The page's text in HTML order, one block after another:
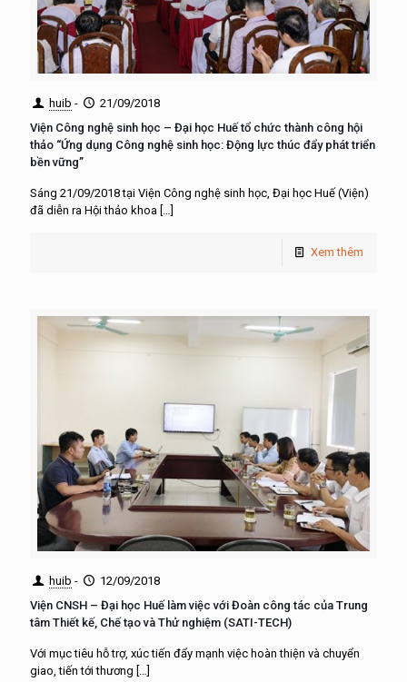
huib -
21/09/2018
Viện Công nghệ sinh học – Đại học Huế tổ chức thành công hội
thảo “Ứng dụng Công nghệ sinh học: Động lực thúc đẩy phát triển
bền vững”
Sáng 21/09/2018 tại Viện Công nghệ sinh học, Đại học Huế (Viện)
đã diễn ra Hội thảo khoa […]
Xem thêm
huib -
12/09/2018
Viện CNSH – Đại học Huế làm việc với Đoàn công tác của Trung
tâm Thiết kế, Chế tạo và Thử nghiệm (SATI-TECH)
Với mục tiêu hỗ trợ, xúc tiến đẩy mạnh việc hoàn thiện và chuyển
giao, tiến tới thương […]